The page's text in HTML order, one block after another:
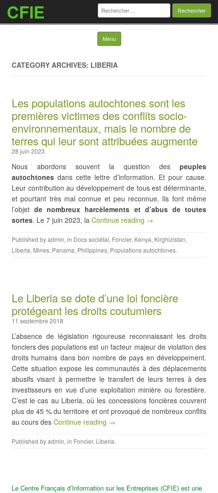
CFIE Rechercher :
Menu Skip to content
CATEGORY ARCHIVES: LIBERIA
Les populations autochtones sont les
premières victimes des conflits socio-
environnementaux, mais le nombre de
terres qui leur sont attribuées augmente
28 juin 2023
Nous abordons souvent la question des peuples
autochtones dans cette lettre d’information. Et pour cause.
Leur contribution au développement de tous est déterminante,
et pourtant très mal connue et peu reconnue. Ils font même
l’objetde nombreux harcèlements et d’abus de toutes
sortes. Le 7 juin 2023, la Continue reading →
Published byadmin, in Docs sociétal, Foncier, Kenya, Kirghizistan,
Liberia, Mines, Panama, Philippines, Populations autochtones.
Le Liberia se dote d’une loi foncière
protégeant les droits coutumiers
11 septembre 2018
L’absence de législation rigoureuse reconnaissant les droits
fonciers des populations est un facteur majeur de violation des
droits humains dans bon nombre de pays en développement.
Cette situation expose les communautés à des déplacements
abusifs visant à permettre le transfert de leurs terres à des
investisseurs en vue d’une exploitation minière ou forestière.
C’est le cas au Liberia, où les concessions foncières couvrent
plus de 45 % du territoire et ont provoqué de nombreux conflits
au cours des Continue reading →
Published byadmin, in Foncier, Liberia.
Le Centre Français d’Information sur les Entreprises (CFIE) est une